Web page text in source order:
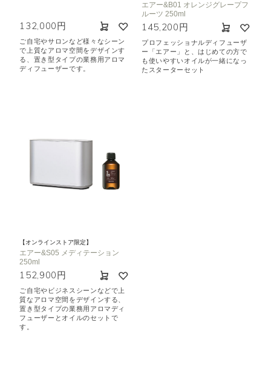
132,000円
ご自宅やサロンなど様々なシーン
で上質なアロマ空間をデザインす
る、置き型タイプの業務用アロマ
ディフューザーです。
エアー&B01 オレンジグレープフ
ルーツ 250ml
145,200円
プロフェッショナルディフューザ
ー「エアー」と、はじめての方で
も使いやすいオイルが一緒になっ
たスターターセット
【オンラインストア限定】
エアー&S05 メディテーション
250ml
152,900円
ご自宅やビジネスシーンなどで上
質なアロマ空間をデザインする、
置き型タイプの業務用アロマディ
フューザーとオイルのセットで
す。